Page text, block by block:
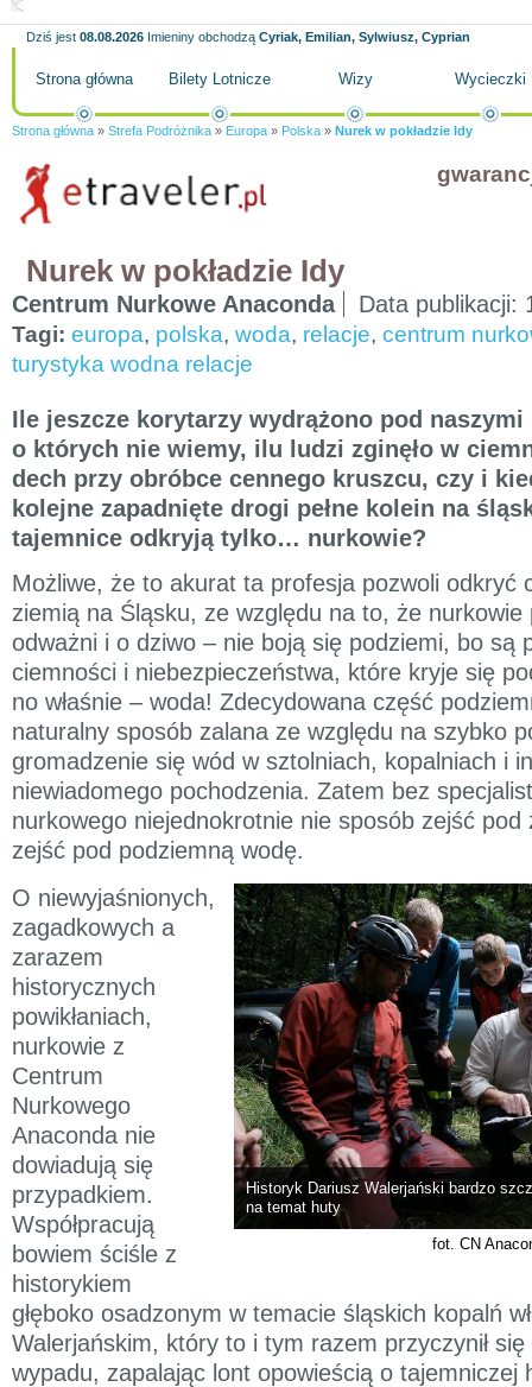
Dziś jest 08.08.2026 Imieniny obchodzą Cyriak, Emilian, Sylwiusz, Cyprian
Strona główna Bilety Lotnicze Wizy Wycieczki
Strona główna » Strefa Podróżnika » Europa » Polska » Nurek w pokładzie Idy
Nurek w pokładzie Idy
Centrum Nurkowe Anaconda Data publikacji:
Tagi: europa, polska, woda, relacje, centrum
turystyka wodna relacje
Ile jeszcze korytarzy wydrążono pod
o których nie wiemy, ilu ludzi zginęło w
dech przy obróbce cennego kruszcu, czy i
kolejne zapadnięte drogi pełne kolein na
tajemnice odkryją tylko… nurkowie?
Możliwe, że to akurat ta profesja pozwoli odkryć
ziemią na Śląsku, ze względu na to, że nurkowie
odważni i o dziwo – nie boją się podziemi, bo są
ciemności i niebezpieczeństwa, które kryje się
no właśnie – woda! Zdecydowana część
naturalny sposób zalana ze względu na szybko
gromadzenie się wód w sztolniach, kopalniach i
niewiadomego pochodzenia. Zatem bez
nurkowego niejednokrotnie nie sposób zejść pod
zejść pod podziemną wodę.
Historyk Dariusz Walerjański bardzo
na temat huty
fot. CN
O niewyjaśnionych,
zagadkowych a
zarazem
historycznych
powikłaniach,
nurkowie z
Centrum
Nurkowego
Anaconda nie
dowiadują się
przypadkiem.
Współpracują
bowiem ściśle z
historykiem
głęboko osadzonym w temacie śląskich kopalń
Walerjańskim, który to i tym razem przyczynił
wypadu, zapalając lont opowieścią o tajemniczej